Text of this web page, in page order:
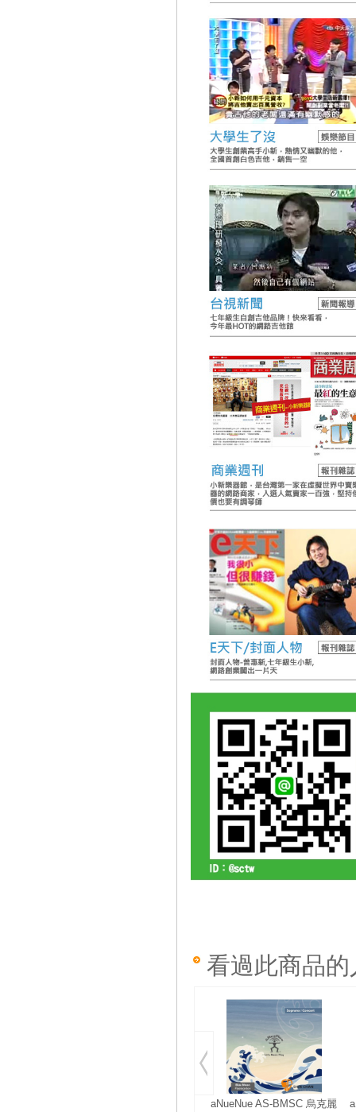
看過此商品
aNueNue AS-BMSC 烏克麗